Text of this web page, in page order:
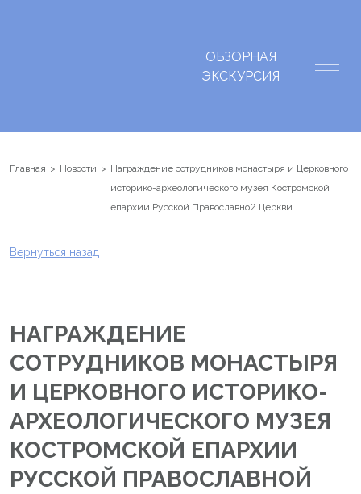
ОБЗОРНАЯ
ЭКСКУРСИЯ
Главная Новости
Награждение сотрудников монастыря и Церковного
историко-археологического музея Костромской
епархии Русской Православной Церкви
Вернуться назад
НАГРАЖДЕНИЕ
СОТРУДНИКОВ МОНАСТЫРЯ
И ЦЕРКОВНОГО ИСТОРИКО-
АРХЕОЛОГИЧЕСКОГО МУЗЕЯ
КОСТРОМСКОЙ ЕПАРХИИ
РУССКОЙ ПРАВОСЛАВНОЙ